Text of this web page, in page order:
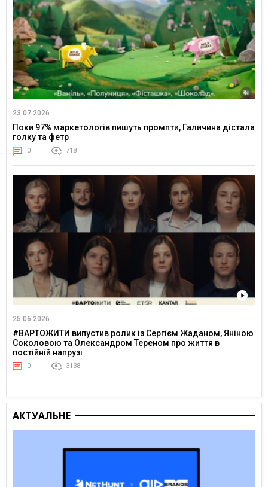
23.07.2026
Поки 97% маркетологів пишуть промпти, Галичина дістала
голку та фетр
0 718
25.06.2026
#ВАРТОЖИТИ випустив ролик із Сергієм Жаданом, Яніною
Соколовою та Олександром Тереном про життя в
постійній напрузі
0 3138
АКТУАЛЬНЕ